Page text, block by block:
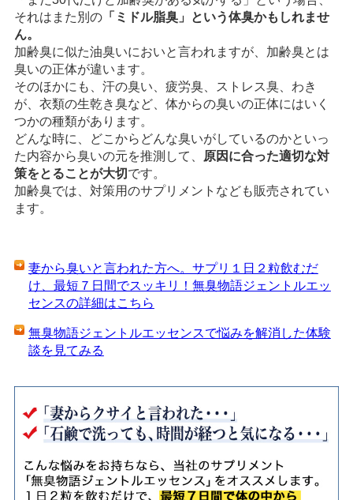
それはまた別の「ミドル脂臭」という体臭かもしれませ
ん。
加齢臭に似た油臭いにおいと言われますが、加齢臭とは
臭いの正体が違います。
そのほかにも、汗の臭い、疲労臭、ストレス臭、わき
が、衣類の生乾き臭など、体からの臭いの正体にはいく
つかの種類があります。
どんな時に、どこからどんな臭いがしているのかといっ
た内容から臭いの元を推測して、
原因に合った適切な対
策をとることが大切 です。
加齢臭では、対策用のサプリメントなども販売されてい
ます。
妻から臭いと言われた方へ。サプリ１日２粒飲むだ
け、最短７日間でスッキリ！無臭物語ジェントルエッ
センスの詳細はこちら
無臭物語ジェントルエッセンスで悩みを解消した体験
談を見てみる